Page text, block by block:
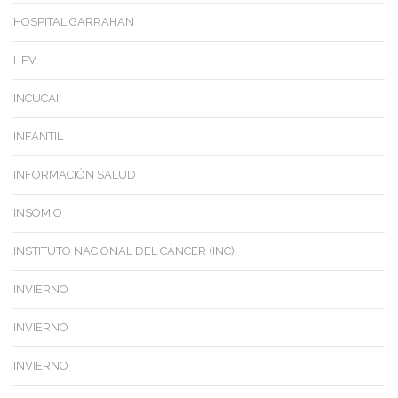
HOSPITAL GARRAHAN
HPV
INCUCAI
INFANTIL
INFORMACIÓN SALUD
INSOMIO
INSTITUTO NACIONAL DEL CÁNCER (INC)
INVIERNO
INVIERNO
INVIERNO